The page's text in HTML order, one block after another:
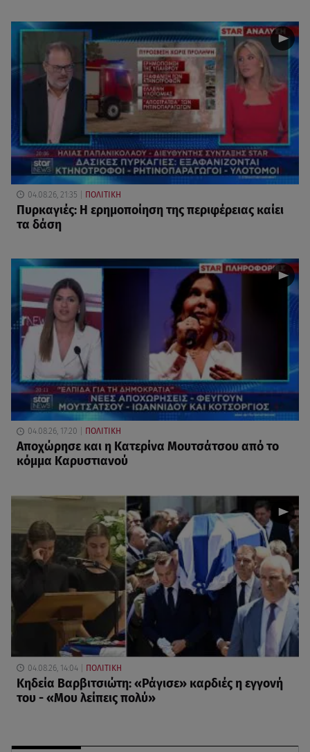
04.08.26, 21:35 ΠΟΛΙΤΙΚΗ
Πυρκαγιές: Η ερημοποίηση της περιφέρειας καίει
τα δάση
04.08.26, 17:20 ΠΟΛΙΤΙΚΗ
Αποχώρησε και η Κατερίνα Μουτσάτσου από το
κόμμα Καρυστιανού
04.08.26, 14:04 ΠΟΛΙΤΙΚΗ
Κηδεία Βαρβιτσιώτη: «Ράγισε» καρδιές η εγγονή
του - «Μου λείπεις πολύ»